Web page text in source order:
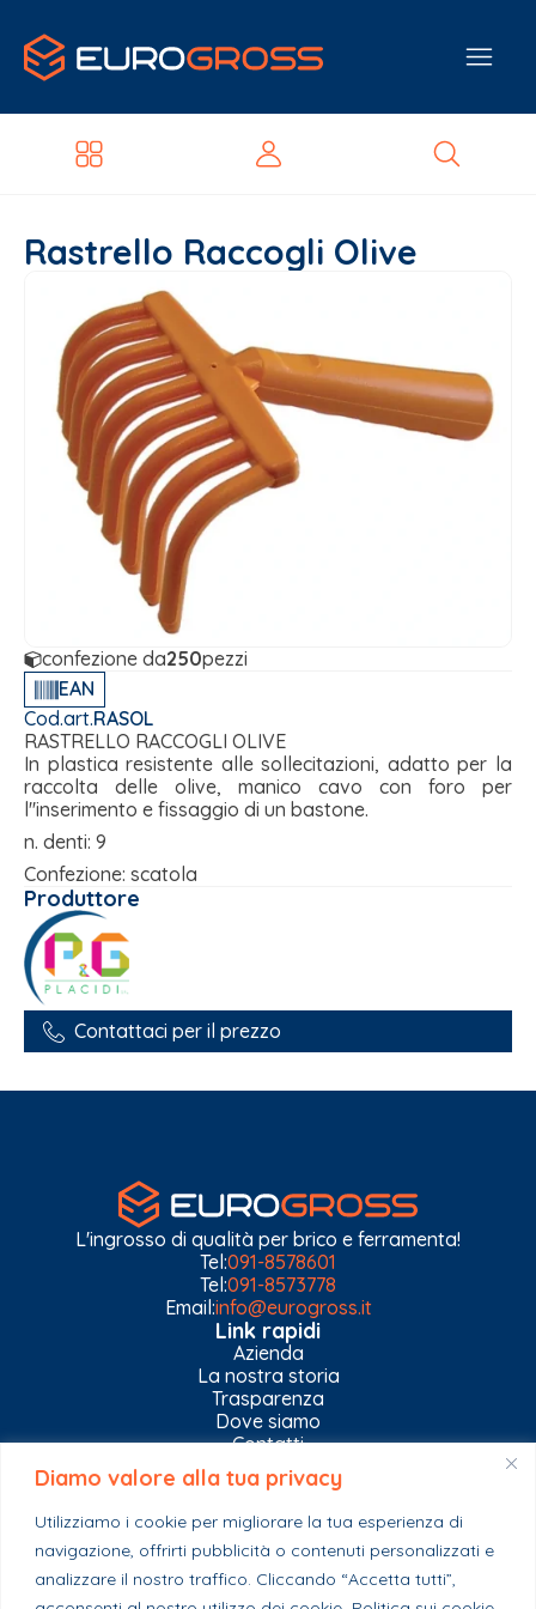
Diamo valore alla tua privacy
Utilizziamo i cookie per migliorare la tua esperienza di
navigazione, offrirti pubblicità o contenuti personalizzati e
analizzare il nostro traffico. Cliccando “Accetta tutti”,
Rastrello Raccogli Olive
confezione da250pezzi
EAN
Cod.art.RASOL
RASTRELLO RACCOGLI OLIVE
In plastica resistente alle sollecitazioni, adatto per la
raccolta delle olive, manico cavo con foro per
l''inserimento e fissaggio di un bastone.
n. denti: 9
Confezione: scatola
Produttore
Contattaci per il prezzo
L'ingrosso di qualità per brico e ferramenta!
Tel:091-8578601
Tel:091-8573778
Email:info@eurogross.it
Link rapidi
Azienda
La nostra storia
Trasparenza
Dove siamo
Contatti
Privacy Policy
Gestisci impostazioni Cookies
Esplora il catalogo
Casa
Ferramenta & Co.